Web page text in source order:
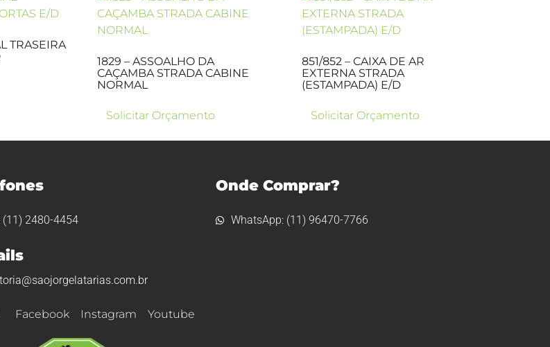
TRASEIRA
1829 – ASSOALHO DA
CAÇAMBA STRADA CABINE
NORMAL
Solicitar Orçamento
851/852 – CAIXA DE AR
EXTERNA STRADA
(ESTAMPADA) E/D
Solicitar Orçamento
(11) 2480-4454
Onde Comprar?
WhatsApp: (11) 96470-7766
Facebook Instagram Youtube